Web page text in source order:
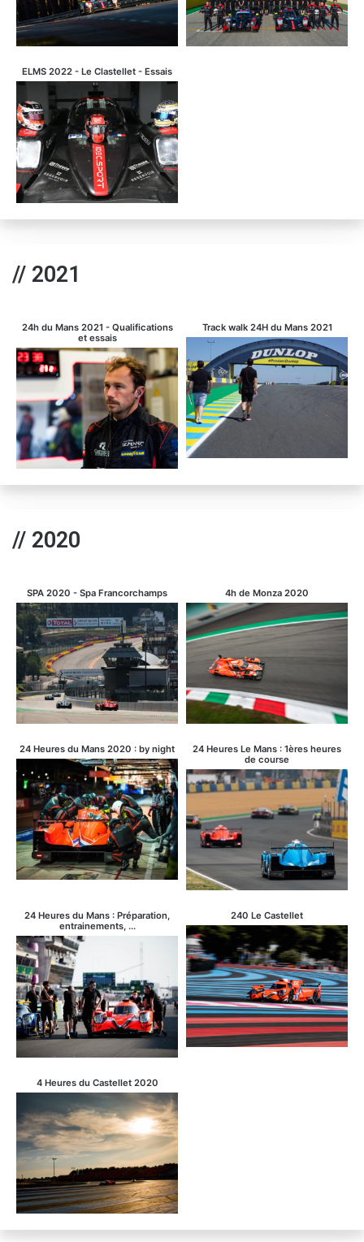
ELMS 2022 - Le Clastellet - Essais
// 2021
24h du Mans 2021 - Qualifications
et essais
Track walk 24H du Mans 2021
// 2020
SPA 2020 - Spa Francorchamps 4h de Monza 2020
24 Heures du Mans 2020 : by night
24 Heures Le Mans : 1ères heures
de course
24 Heures du Mans : Préparation,
entrainements, ...
240 Le Castellet
4 Heures du Castellet 2020